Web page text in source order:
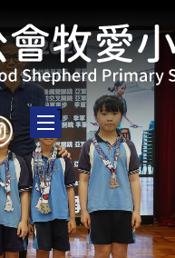
Toggle main